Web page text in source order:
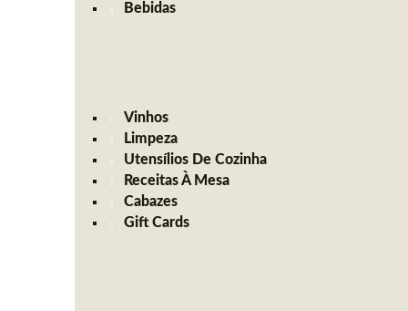
Bebidas
Vinhos
Limpeza
Utensílios De Cozinha
Receitas À Mesa
Cabazes
Gift Cards